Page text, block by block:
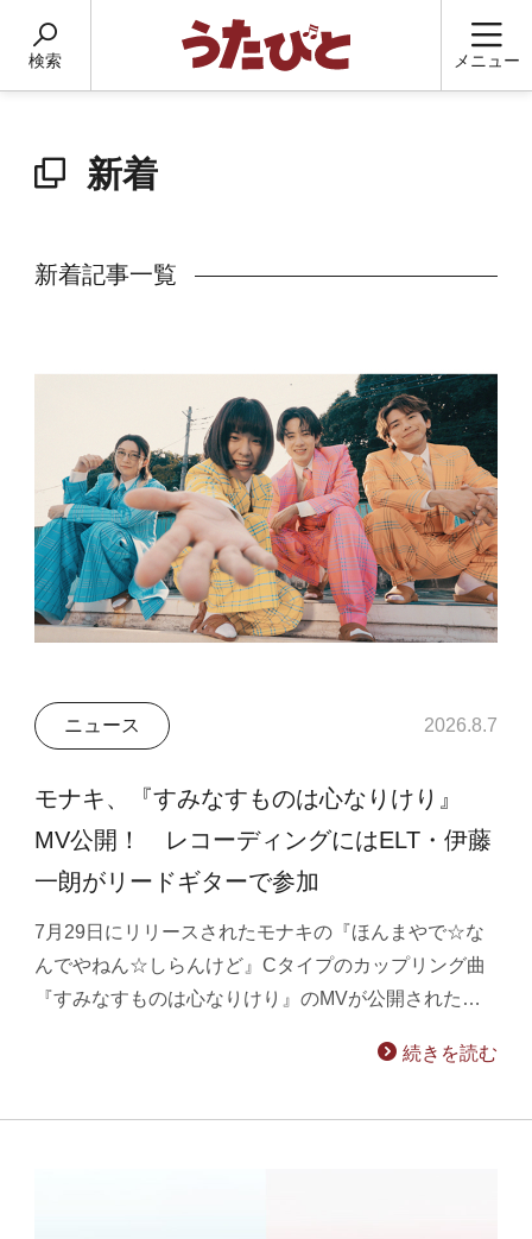
検索 メニュー
新着
新着記事一覧
ニュース 2026.8.7
モナキ、『すみなすものは心なりけり』
MV公開！ レコーディングにはELT・伊藤
一朗がリードギターで参加
7月29日にリリースされたモナキの『ほんまやで☆な
んでやねん☆しらんけど』Cタイプのカップリング曲
『すみなすものは心なりけり』のMVが公開された…
続きを読む